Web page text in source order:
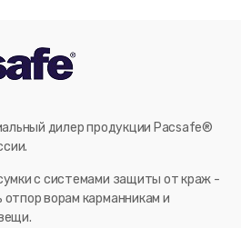
дилер продукции Pacsafe®
с системами защиты от краж -
ворам карманникам и